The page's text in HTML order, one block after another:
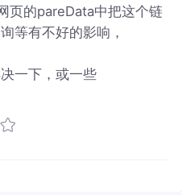
页的pareData中把这个链
等有不好的影响，
一下，或一些